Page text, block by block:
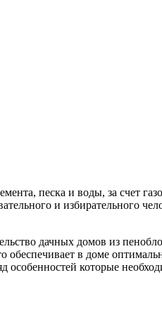
песка и воды, за счет
и избирательного
дачных домов из
в доме
особенностей которые